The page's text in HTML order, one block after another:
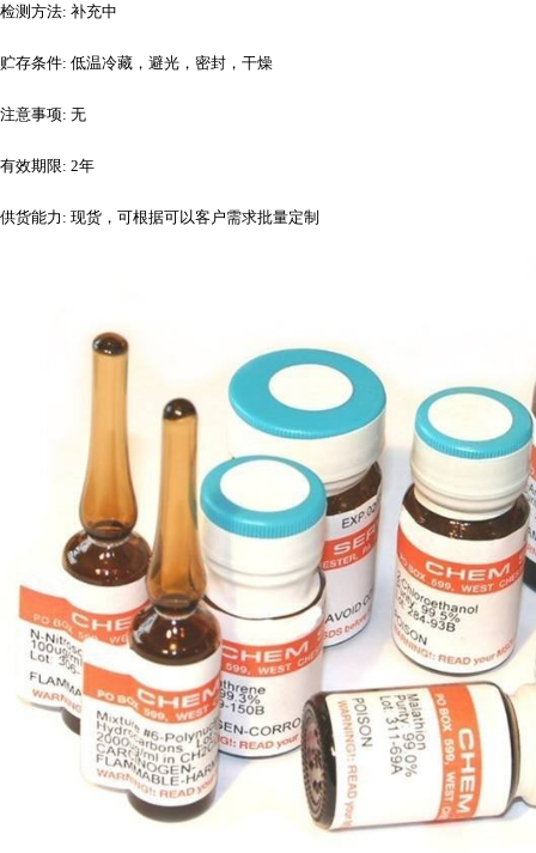
检测方法: 补充中
贮存条件: 低温冷藏，避光，密封，干燥
注意事项: 无
有效期限: 2年
供货能力 : 现货，可根据可以客户需求批量定制